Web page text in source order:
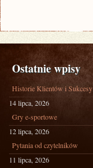
Ostatnie wpisy
Historie Klientów i Sukcesy
14 lipca, 2026
Gry e-sportowe
12 lipca, 2026
Pytania od czytelników
11 lipca, 2026